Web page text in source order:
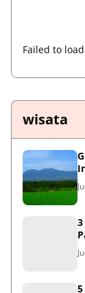
Failed to
wisata